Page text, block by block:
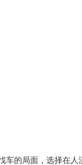
车的局面，选择在人